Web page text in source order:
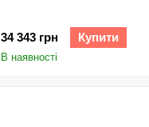
34 343 грн Купити
В наявності